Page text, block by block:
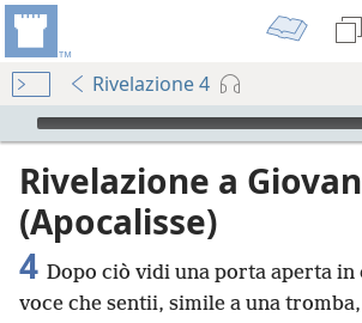
Rivelazione 4
Audio Player
Rivelazione a
(Apocalisse)
4 Dopo ciò vidi una porta aperta in
voce che sentii, simile a una